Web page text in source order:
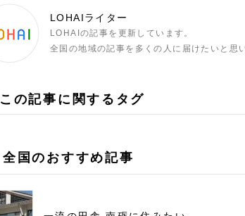
LOHAIライター
LOHAIの記事を更新しています。
全国の地域の記事を多くの人に届けたいと思
この記事に関するタグ
全国のおすすめ記事